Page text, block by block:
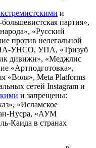
и
партия»,
«Русский
против нелегальной
УНСО, УПА, «Тризуб
дивижн», «Меджлис
«Артподготовка»,
«Воля», Meta Platforms
сетей Instagram и
и запрещены:
«Исламское
Нусра, «АУМ
Каида в странах